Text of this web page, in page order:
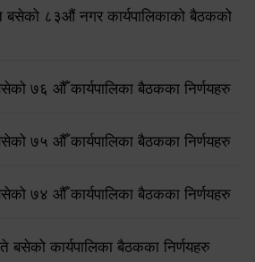
८३औं नगर कार्यपालिकाको बैठकको
७६ औँ कार्यपालिका बैठकका निर्णयहरु
७५ औँ कार्यपालिका बैठकका निर्णयहरु
७४ औँ कार्यपालिका बैठकका निर्णयहरु
कार्यपालिका बैठकका निर्णयहरु